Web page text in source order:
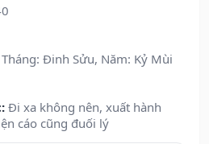
Tháng: Đinh Sửu, Năm: Kỷ Mùi
Đi xa không nên, xuất hành
cáo cũng đuối lý